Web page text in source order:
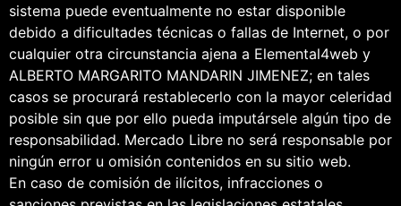
sistema puede eventualmente no estar disponible
debido a dificultades técnicas o fallas de Internet, o por
cualquier otra circunstancia ajena a Elemental4web y
ALBERTO MARGARITO MANDARIN JIMENEZ; en tales
casos se procurará restablecerlo con la mayor celeridad
posible sin que por ello pueda imputársele algún tipo de
responsabilidad. Mercado Libre no será responsable por
ningún error u omisión contenidos en su sitio web.
En caso de comisión de ilícitos, infracciones o